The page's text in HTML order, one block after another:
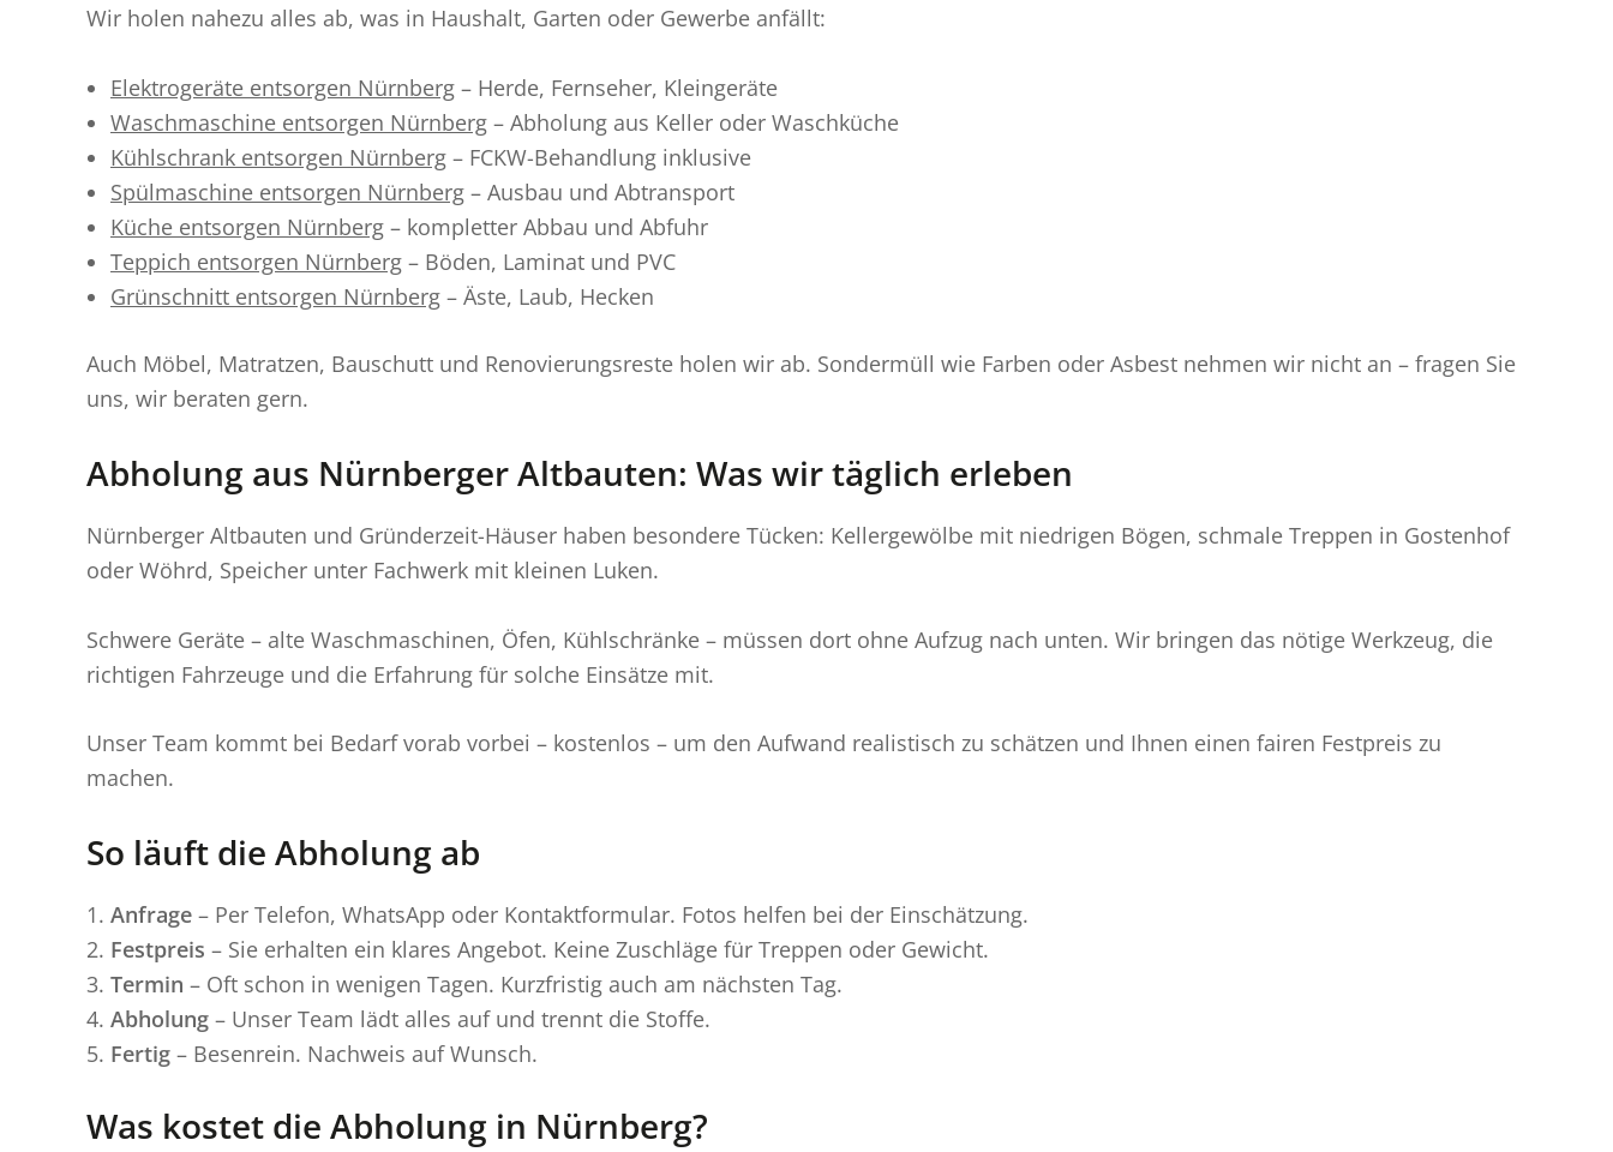
Wir holen nahezu alles ab, was in Haushalt, Garten oder Gewerbe anfällt:
Elektrogeräte entsorgen Nürnberg – Herde, Fernseher, Kleingeräte
Waschmaschine entsorgen Nürnberg – Abholung aus Keller oder Waschküche
Kühlschrank entsorgen Nürnberg – FCKW-Behandlung inklusive
Spülmaschine entsorgen Nürnberg – Ausbau und Abtransport
Küche entsorgen Nürnberg – kompletter Abbau und Abfuhr
Teppich entsorgen Nürnberg – Böden, Laminat und PVC
Grünschnitt entsorgen Nürnberg – Äste, Laub, Hecken
Auch Möbel, Matratzen, Bauschutt und Renovierungsreste holen wir ab. Sondermüll wie Farben oder Asbest nehmen wir nicht an – fragen Sie
uns, wir beraten gern.
Abholung aus Nürnberger Altbauten: Was wir täglich erleben
Nürnberger Altbauten und Gründerzeit-Häuser haben besondere Tücken: Kellergewölbe mit niedrigen Bögen, schmale Treppen in Gostenhof
oder Wöhrd, Speicher unter Fachwerk mit kleinen Luken.
Schwere Geräte – alte Waschmaschinen, Öfen, Kühlschränke – müssen dort ohne Aufzug nach unten. Wir bringen das nötige Werkzeug, die
richtigen Fahrzeuge und die Erfahrung für solche Einsätze mit.
Unser Team kommt bei Bedarf vorab vorbei – kostenlos – um den Aufwand realistisch zu schätzen und Ihnen einen fairen Festpreis zu
machen.
So läuft die Abholung ab
Anfrage – Per Telefon, WhatsApp oder Kontaktformular. Fotos helfen bei der Einschätzung.
Festpreis – Sie erhalten ein klares Angebot. Keine Zuschläge für Treppen oder Gewicht.
Termin – Oft schon in wenigen Tagen. Kurzfristig auch am nächsten Tag.
Abholung – Unser Team lädt alles auf und trennt die Stoffe.
Fertig – Besenrein. Nachweis auf Wunsch.
Was kostet die Abholung in Nürnberg?